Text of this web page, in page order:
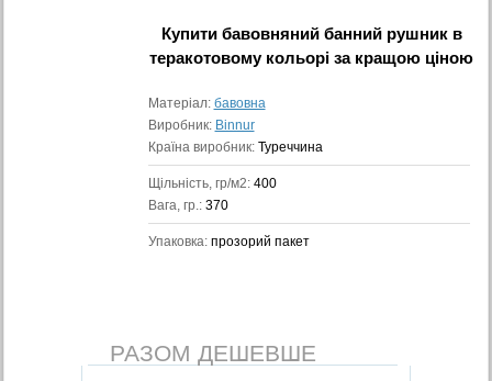
Купити бавовняний банний рушник в
теракотовому кольорі за кращою ціною
Матеріал: бавовна
Виробник: Binnur
Країна виробник: Туреччина
Щільність, гр/м2: 400
Вага, гр.: 370
Упаковка: прозорий пакет
РАЗОМ ДЕШЕВШЕ